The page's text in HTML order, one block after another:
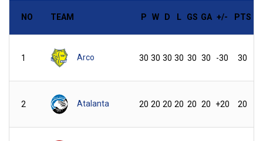
NO TEAM P W D L GS GA +/- PTS
1 Arco 30 30 30 30 30 30 -30 30
2 Atalanta 20 20 20 20 20 20 +20 20